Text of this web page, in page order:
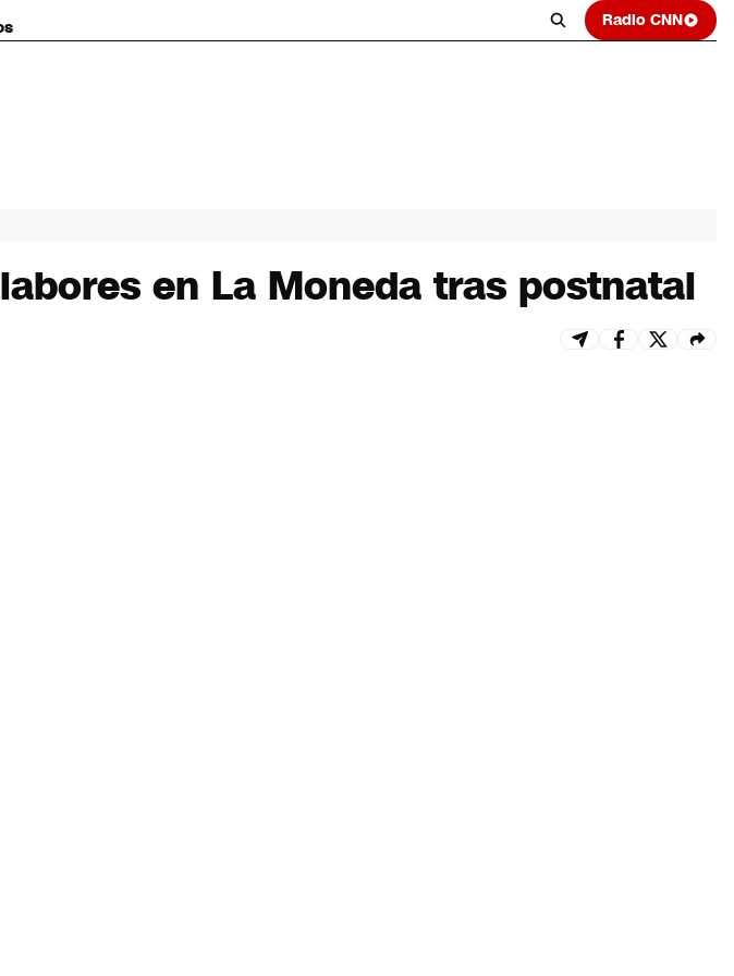
Radio CNN
en La Moneda tras postnatal